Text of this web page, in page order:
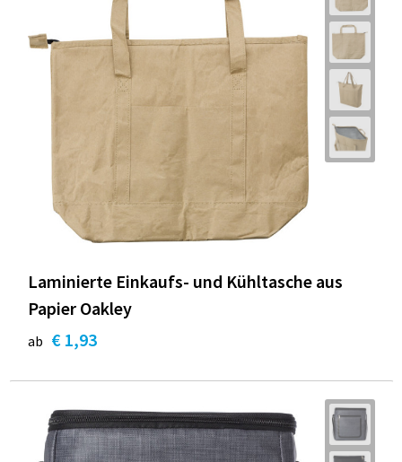
Laminierte Einkaufs- und Kühltasche aus
Papier Oakley
ab € 1,93